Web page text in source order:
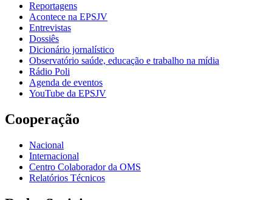
Reportagens
Acontece na EPSJV
Entrevistas
Dossiês
Dicionário jornalístico
Observatório saúde, educação e trabalho na mídia
Rádio Poli
Agenda de eventos
YouTube da EPSJV
Cooperação
Nacional
Internacional
Centro Colaborador da OMS
Relatórios Técnicos